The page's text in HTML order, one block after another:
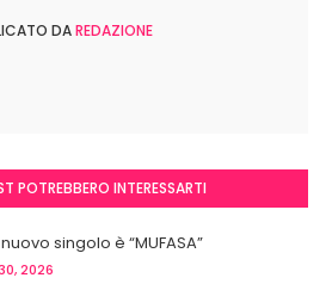
DAREDAZIONE
POTREBBERO INTERESSARTI
nuovo singolo è “MUFASA”
2026